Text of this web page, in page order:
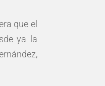
que el
ya la